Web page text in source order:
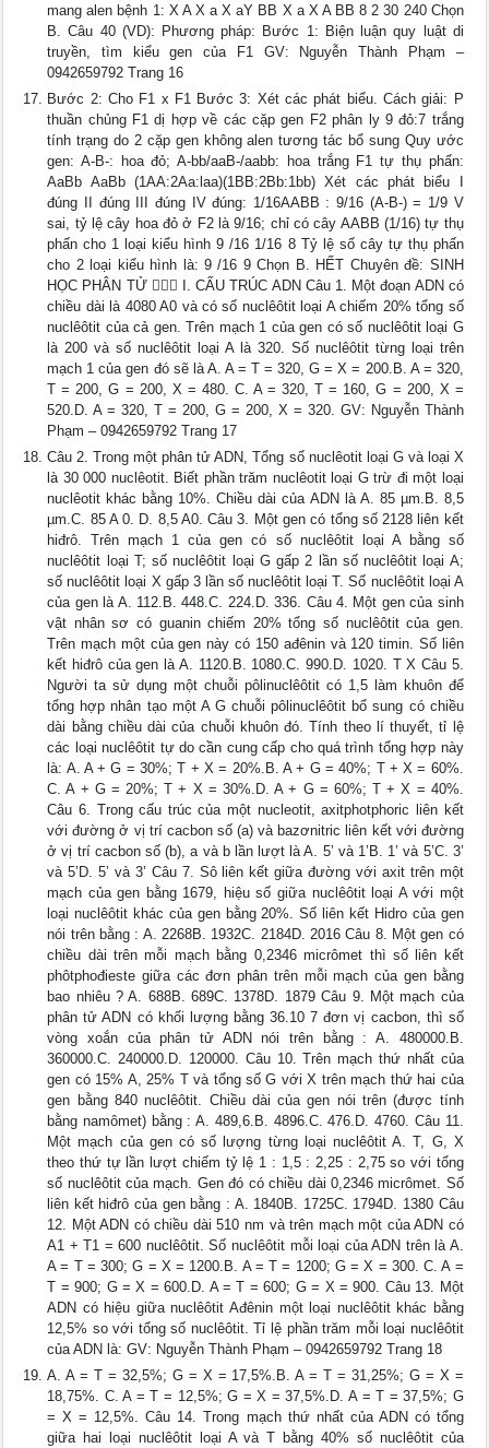
mang alen bệnh 1: X A X a X aY BB X a X A BB 8 2 30 240 Chọn
B. Câu 40 (VD): Phương pháp: Bước 1: Biện luận quy luật di
truyền, tìm kiểu gen của F1 GV: Nguyễn Thành Phạm –
0942659792 Trang 16
Bước 2: Cho F1 x F1 Bước 3: Xét các phát biểu. Cách giải: P
thuần chủng F1 dị hợp về các cặp gen F2 phân ly 9 đỏ:7 trắng
tính trạng do 2 cặp gen không alen tương tác bổ sung Quy ước
gen: A-B-: hoa đỏ; A-bb/aaB-/aabb: hoa trắng F1 tự thụ phấn:
AaBb AaBb (1AA:2Aa:laa)(1BB:2Bb:1bb) Xét các phát biểu I
đúng II đúng III đúng IV đúng: 1/16AABB : 9/16 (A-B-) = 1/9 V
sai, tỷ lệ cây hoa đỏ ở F2 là 9/16; chỉ có cây AABB (1/16) tự thụ
phấn cho 1 loại kiểu hình 9 /16 1/16 8 Tỷ lệ số cây tự thụ phấn
cho 2 loại kiểu hình là: 9 /16 9 Chọn B. HẾT Chuyên đề: SINH
HỌC PHÂN TỬ  I. CẤU TRÚC ADN Câu 1. Một đoạn ADN có
chiều dài là 4080 A0 và có số nuclêôtit loại A chiếm 20% tổng số
nuclêôtit của cả gen. Trên mạch 1 của gen có số nuclêôtit loại G
là 200 và số nuclêôtit loại A là 320. Số nuclêôtit từng loại trên
mạch 1 của gen đó sẽ là A. A = T = 320, G = X = 200.B. A = 320,
T = 200, G = 200, X = 480. C. A = 320, T = 160, G = 200, X =
520.D. A = 320, T = 200, G = 200, X = 320. GV: Nguyễn Thành
Phạm – 0942659792 Trang 17
Câu 2. Trong một phân tử ADN, Tổng số nuclêotit loại G và loại X
là 30 000 nuclêotit. Biết phần trăm nuclêotit loại G trừ đi một loại
nuclêotit khác bằng 10%. Chiều dài của ADN là A. 85 µm.B. 8,5
µm.C. 85 A 0. D. 8,5 A0. Câu 3. Một gen có tổng số 2128 liên kết
hiđrô. Trên mạch 1 của gen có số nuclêôtit loại A bằng số
nuclêôtit loại T; số nuclêôtit loại G gấp 2 lần số nuclêôtit loại A;
số nuclêôtit loại X gấp 3 lần số nuclêôtit loại T. Số nuclêôtit loại A
của gen là A. 112.B. 448.C. 224.D. 336. Câu 4. Một gen của sinh
vật nhân sơ có guanin chiếm 20% tổng số nuclêôtit của gen.
Trên mạch một của gen này có 150 ađênin và 120 timin. Số liên
kết hiđrô của gen là A. 1120.B. 1080.C. 990.D. 1020. T X Câu 5.
Người ta sử dụng một chuỗi pôlinuclêôtit có 1,5 làm khuôn để
tổng hợp nhân tạo một A G chuỗi pôlinuclêôtit bổ sung có chiều
dài bằng chiều dài của chuỗi khuôn đó. Tính theo lí thuyết, tỉ lệ
các loại nuclêôtit tự do cần cung cấp cho quá trình tổng hợp này
là: A. A + G = 30%; T + X = 20%.B. A + G = 40%; T + X = 60%.
C. A + G = 20%; T + X = 30%.D. A + G = 60%; T + X = 40%.
Câu 6. Trong cấu trúc của một nucleotit, axitphotphoric liên kết
với đường ở vị trí cacbon số (a) và bazơnitric liên kết với đường
ở vị trí cacbon số (b), a và b lần lượt là A. 5’ và 1’B. 1’ và 5’C. 3’
và 5’D. 5’ và 3’ Câu 7. Sô liên kết giữa đường với axit trên một
mạch của gen bằng 1679, hiệu số giữa nuclêôtit loại A với một
loại nuclêôtit khác của gen bằng 20%. Số liên kết Hidro của gen
nói trên bằng : A. 2268B. 1932C. 2184D. 2016 Câu 8. Một gen có
chiều dài trên mỗi mạch bằng 0,2346 micrômet thì số liên kết
phôtphođieste giữa các đơn phân trên mỗi mạch của gen bằng
bao nhiêu ? A. 688B. 689C. 1378D. 1879 Câu 9. Một mạch của
phân tử ADN có khối lượng bằng 36.10 7 đơn vị cacbon, thì số
vòng xoắn của phân tử ADN nói trên bằng : A. 480000.B.
360000.C. 240000.D. 120000. Câu 10. Trên mạch thứ nhất của
gen có 15% A, 25% T và tổng số G với X trên mạch thứ hai của
gen bằng 840 nuclêôtit. Chiều dài của gen nói trên (được tính
bằng namômet) bằng : A. 489,6.B. 4896.C. 476.D. 4760. Câu 11.
Một mạch của gen có số lượng từng loại nuclêôtit A. T, G, X
theo thứ tự lần lượt chiếm tỷ lệ 1 : 1,5 : 2,25 : 2,75 so với tổng
số nuclêôtit của mạch. Gen đó có chiều dài 0,2346 micrômet. Số
liên kết hiđrô của gen bằng : A. 1840B. 1725C. 1794D. 1380 Câu
12. Một ADN có chiều dài 510 nm và trên mạch một của ADN có
A1 + T1 = 600 nuclêôtit. Số nuclêôtit mỗi loại của ADN trên là A.
A = T = 300; G = X = 1200.B. A = T = 1200; G = X = 300. C. A =
T = 900; G = X = 600.D. A = T = 600; G = X = 900. Câu 13. Một
ADN có hiệu giữa nuclêôtit Ađênin một loại nuclêôtit khác bằng
12,5% so với tổng số nuclêôtit. Tỉ lệ phần trăm mỗi loại nuclêôtit
của ADN là: GV: Nguyễn Thành Phạm – 0942659792 Trang 18
A. A = T = 32,5%; G = X = 17,5%.B. A = T = 31,25%; G = X =
18,75%. C. A = T = 12,5%; G = X = 37,5%.D. A = T = 37,5%; G
= X = 12,5%. Câu 14. Trong mạch thứ nhất của ADN có tổng
giữa hai loại nuclêôtit loại A và T bằng 40% số nuclêôtit của